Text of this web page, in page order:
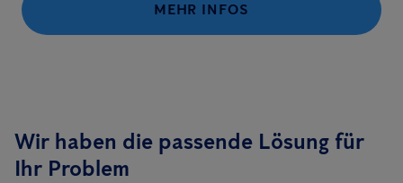
MEHR INFOS
Wir haben die passende Lösung für
Ihr Problem